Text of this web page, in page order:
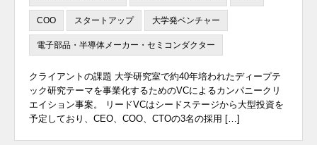
COO スタートアップ 大学発ベンチャー
電子部品・半導体メーカー・セミコンダクター
クライアントの課題 大学研究室で約40年培われたディープテ
ック研究テーマを事業化するためのVCによるカンパニークリ
エイション事案。 リードVCはシードステージから大型投資を
予定しており、CEO、COO、CTOの3名の採用 […]